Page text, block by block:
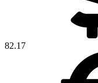
82.17